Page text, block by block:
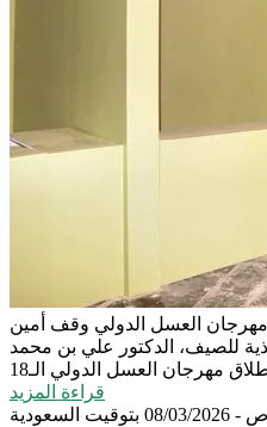
العسل الدولي وقف أمين
للصيف، الدكتور علي بن محمد
مهرجان العسل الدولي الـ18
قراءة المزيد